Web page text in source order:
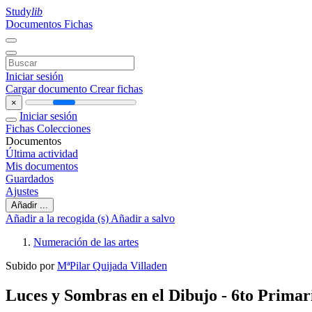
Studylib
Documentos Fichas
Iniciar sesión
Cargar documento Crear fichas
×
Iniciar sesión
Fichas Colecciones
Documentos
Última actividad
Mis documentos
Guardados
Ajustes
Añadir ...
Añadir a la recogida (s) Añadir a salvo
Numeración de las artes
Subido porMªPilar Quijada Villaden
Luces y Sombras en el Dibujo - 6to